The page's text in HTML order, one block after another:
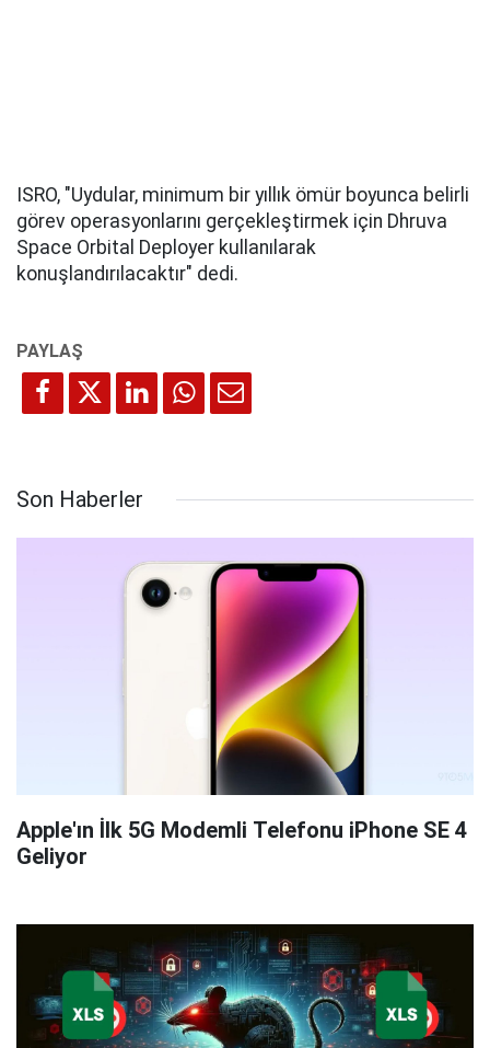
ISRO, "Uydular, minimum bir yıllık ömür boyunca belirli
görev operasyonlarını gerçekleştirmek için Dhruva
Space Orbital Deployer kullanılarak
konuşlandırılacaktır" dedi.
Son Haberler
Apple'ın İlk 5G Modemli Telefonu iPhone SE 4
Geliyor